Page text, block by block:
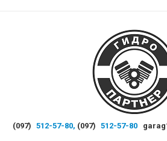
(097) 512-57-80, (097) 512-57-80